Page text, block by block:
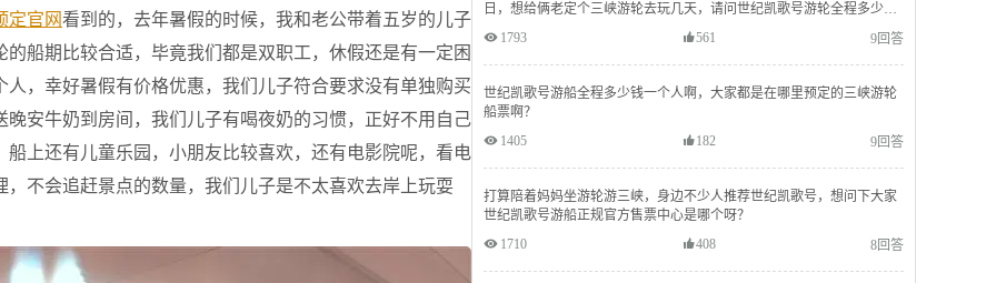
定官网看到的，去年暑假的时候，我和老公带着五岁的儿子
船期比较合适，毕竟我们都是双职工，休假还是有一定困
，幸好暑假有价格优惠，我们儿子符合要求没有单独购买
安牛奶到房间，我们儿子有喝夜奶的习惯，正好不用自己
上还有儿童乐园，小朋友比较喜欢，还有电影院呢，看电
不会追赶景点的数量，我们儿子是不太喜欢去岸上玩耍
日，想给俩老定个三峡游轮去玩几天，请问世纪凯歌号游轮全程多少
 1793 561 9回答
世纪凯歌号游船全程多少钱一个人啊，大家都是在哪里预定的三峡游轮
船票啊？
 1405
182 9回答
打算陪着妈妈坐游轮游三峡，身边不少人推荐世纪凯歌号，想问下大家
世纪凯歌号游船正规官方售票中心是哪个呀？
 1710
408 8回答